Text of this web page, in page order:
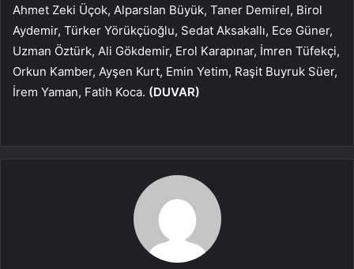
Ahmet Zeki Üçok, Alparslan Büyük, Taner Demirel, Birol
Aydemir, Türker Yörükçüoğlu, Sedat Aksakallı, Ece Güner,
Uzman Öztürk, Ali Gökdemir, Erol Karapınar, İmren Tüfekçi,
Orkun Kamber, Ayşen Kurt, Emin Yetim, Raşit Buyruk Süer,
İrem Yaman, Fatih Koca. (DUVAR)